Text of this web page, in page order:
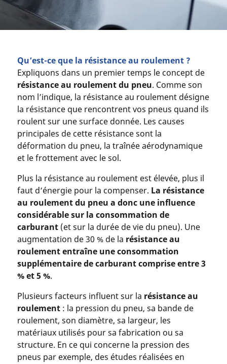
Qu’est-ce que la résistance au roulement ?
Expliquons dans un premier temps le concept de
résistance au roulement du pneu. Comme son
nom l’indique, la résistance au roulement désigne
la résistance que rencontrent vos pneus quand ils
roulent sur une surface donnée. Les causes
principales de cette résistance sont la
déformation du pneu, la traînée aérodynamique
et le frottement avec le sol.
Plus la résistance au roulement est élevée, plus il
faut d‘énergie pour la compenser. La résistance
au roulement du pneu a donc une influence
considérable sur la consommation de
carburant(et sur la durée de vie du pneu). Une
augmentation de 30 % de la résistance au
roulement entraîne une consommation
supplémentaire de carburant comprise entre 3
% et 5 %.
Plusieurs facteurs influent sur la résistance au
roulement: la pression du pneu, sa bande de
roulement, son diamètre, sa largeur, les
matériaux utilisés pour sa fabrication ou sa
structure. En ce qui concerne la pression des
pneus par exemple, des études réalisées en